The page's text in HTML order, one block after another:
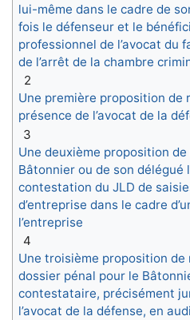
lui-même dans le cadre de
fois le défenseur et le
professionnel de l’avocat du
de l’arrêt de la chambre
2
Une première proposition de
présence de l’avocat de la
3
Une deuxième proposition
Bâtonnier ou de son délégué
contestation du JLD de
d’entreprise dans le cadre
l’entreprise
4
Une troisième proposition de
dossier pénal pour le
contestataire, précisément
l’avocat de la défense, en